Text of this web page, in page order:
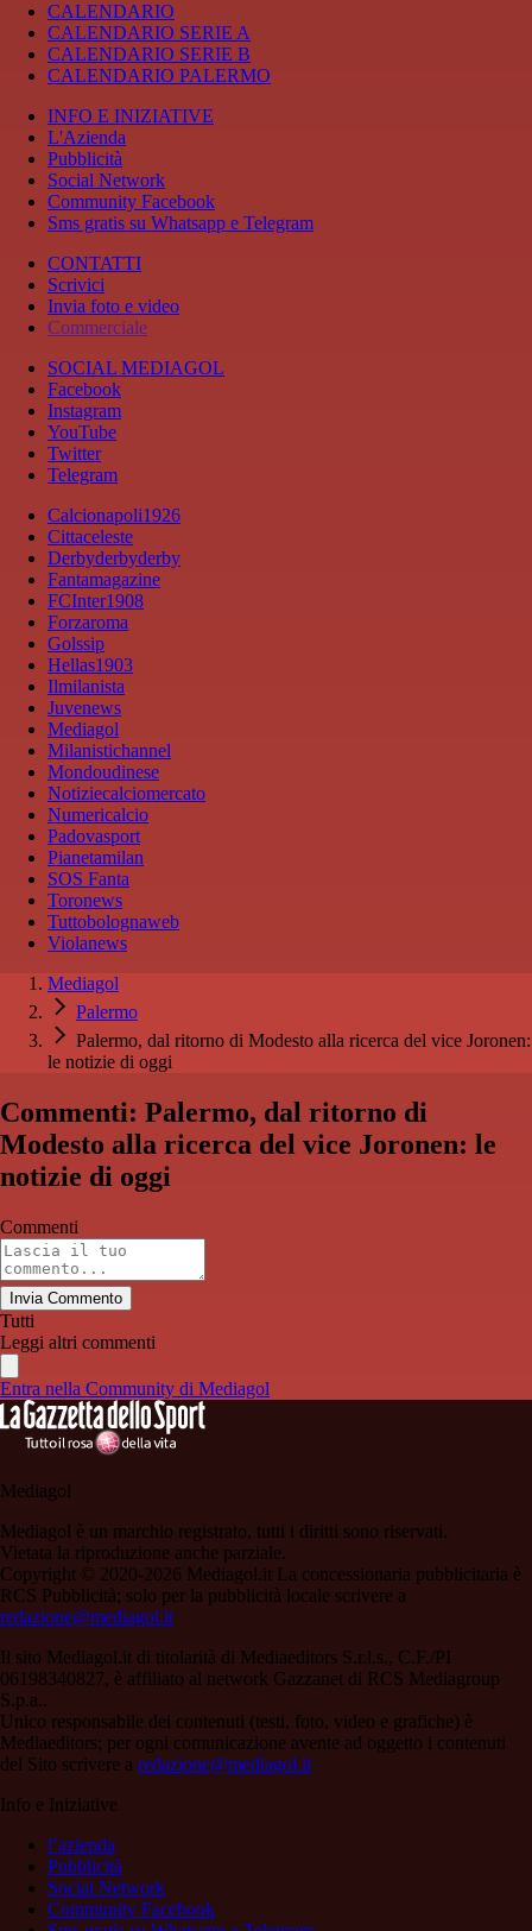
CALENDARIO
CALENDARIO SERIE A
CALENDARIO SERIE B
CALENDARIO PALERMO
INFO E INIZIATIVE
L'Azienda
Pubblicità
Social Network
Community Facebook
Sms gratis su Whatsapp e Telegram
CONTATTI
Scrivici
Invia foto e video
Commerciale
SOCIAL MEDIAGOL
Facebook
Instagram
YouTube
Twitter
Telegram
Calcionapoli1926
Cittaceleste
Derbyderbyderby
Fantamagazine
FCInter1908
Forzaroma
Golssip
Hellas1903
Ilmilanista
Juvenews
Mediagol
Milanistichannel
Mondoudinese
Notiziecalciomercato
Numericalcio
Padovasport
Pianetamilan
SOS Fanta
Toronews
Tuttobolognaweb
Violanews
Mediagol
Palermo
Palermo, dal ritorno di Modesto alla ricerca del vice Joronen:
le notizie di oggi
Commenti: Palermo, dal ritorno di
Modesto alla ricerca del vice Joronen: le
notizie di oggi
Commenti
Invia Commento
Tutti
Leggi altri commenti
Entra nella Community di Mediagol
Mediagol
Mediagol è un marchio registrato, tutti i diritti sono riservati.
Vietata la riproduzione anche parziale.
Copyright © 2020-2026 Mediagol.it La concessionaria pubblicitaria è
RCS Pubblicità; solo per la pubblicità locale scrivere a
redazione@mediagol.it
Il sito Mediagol.it di titolarità di Mediaeditors S.r.l.s., C.F./PI
06198340827, è affiliato al network Gazzanet di RCS Mediagroup
S.p.a..
Unico responsabile dei contenuti (testi, foto, video e grafiche) è
Mediaeditors; per ogni comunicazione avente ad oggetto i contenuti
del Sito scrivere a redazione@mediagol.it
Info e Iniziative
l’azienda
Pubblicità
Social Network
Community Facebook